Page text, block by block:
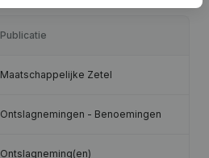
Publicatie
Maatschappelijke Zetel
Ontslagnemingen - Benoemingen
Ontslagneming(en)